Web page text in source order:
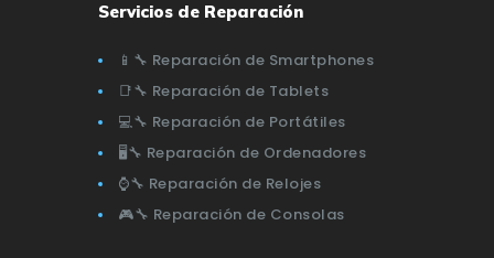
Servicios de Reparación
📱🔧 Reparación de Smartphones
📑🔧 Reparación de Tablets
💻🔧 Reparación de Portátiles
🖥️🔧 Reparación de Ordenadores
⌚🔧 Reparación de Relojes
🎮🔧 Reparación de Consolas